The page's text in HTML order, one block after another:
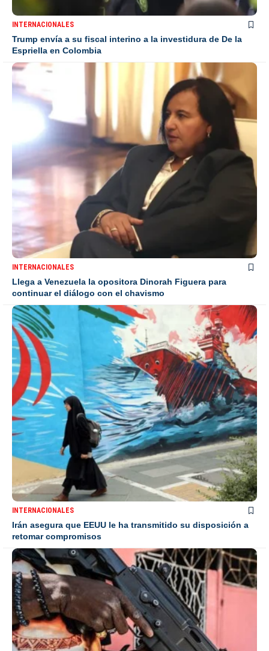
INTERNACIONALES
Trump envía a su fiscal interino a la investidura de De la
Espriella en Colombia
INTERNACIONALES
Llega a Venezuela la opositora Dinorah Figuera para
continuar el diálogo con el chavismo
INTERNACIONALES
Irán asegura que EEUU le ha transmitido su disposición a
retomar compromisos